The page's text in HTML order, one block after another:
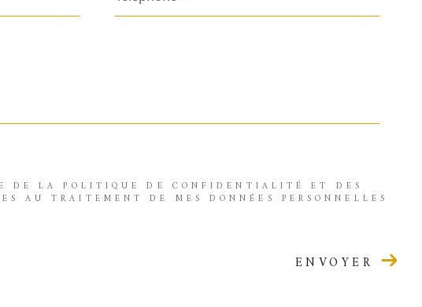
DE LA POLITIQUE DE CONFIDENTIALITÉ ET DES
AU TRAITEMENT DE MES DONNÉES PERSONNELLES
ENVOYER